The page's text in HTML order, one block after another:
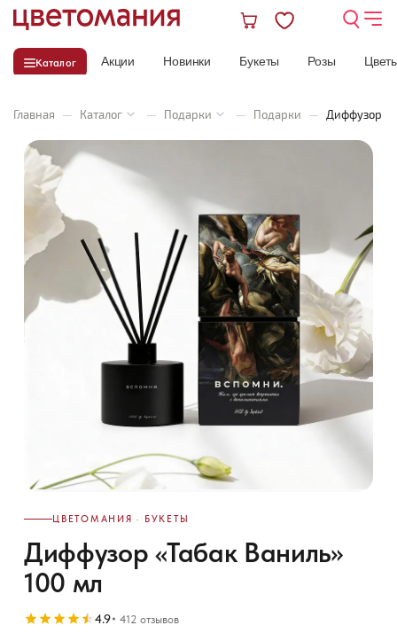
Каталог Акции Новинки Букеты Розы
Главная — Каталог — Подарки — Подарки — Диффузор
ЦВЕТОМАНИЯ · БУКЕТЫ
Диффузор «Табак Ваниль»
100 мл
4.9 412 отзывов